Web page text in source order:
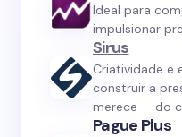
Ideal para
impulsionar
Sirus
Criatividade e
construir a
merece — do
Pague Plus